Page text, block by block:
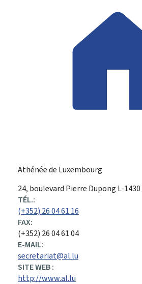
Athénée de Luxembourg
ADRESSE
:
24, boulevard Pierre Dupong L-1430
TÉL.:
(+352) 26 04 61 16
FAX:
(+352) 26 04 61 04
E-MAIL:
secretariat@al.lu
SITE WEB :
http://www.al.lu